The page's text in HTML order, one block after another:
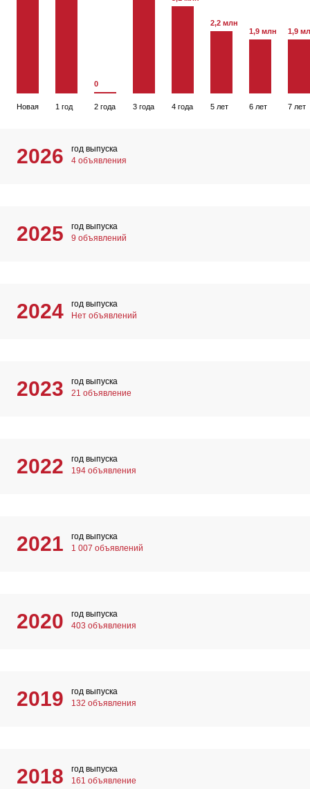
Новая 1 год
0
2 года 3 года 4 года
2,2 млн
5 лет
1,9 млн
6 лет
1,9
7 лет
2026
год выпуска
4 объявления
2025
год выпуска
9 объявлений
2024
год выпуска
Нет объявлений
2023
год выпуска
21 объявление
2022
год выпуска
194 объявления
2021
год выпуска
1 007 объявлений
2020
год выпуска
403 объявления
2019
год выпуска
132 объявления
2018
год выпуска
161 объявление